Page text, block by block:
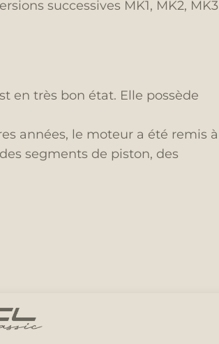
successives MK1, MK2, MK3
en très bon état. Elle possède
années, le moteur a été remis à
segments de piston, des